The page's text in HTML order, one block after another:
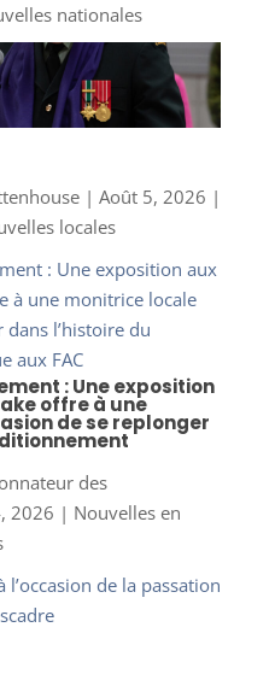
nationales
| Août 5, 2026 |
locales
: Une exposition
offre à une
de se replonger
des
2026 | Nouvelles en